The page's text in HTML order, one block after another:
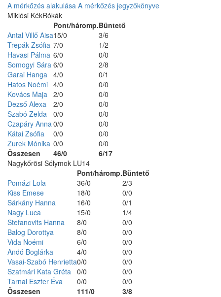
A mérkőzés alakulása A mérkőzés jegyzőkönyve
Miklósi KékRókák
Pont/háromp.Büntető
Összesen 46/0 6/17
Antal Villő Aisa15/0
3/6
Trepák Zsófia 7/0
1/2
Havasi Pálma 6/0
0/0
Somogyi Sára 6/0
2/8
Garai Hanga 4/0
0/1
Hatos Noémi 4/0
0/0
Kovács Maja 2/0
0/0
Dezső Alexa
2/0
0/0
Szabó Zelda
0/0
0/0
Czapáry Anna0/0
0/0
Kátai Zsófia
0/0
0/0
Zurek Mónika 0/0
0/0
Nagykőrösi Sólymok LU14
Pont/háromp.Büntető
Összesen 111/0 3/8
Pomázi Lola 36/0
2/3
Kiss Emese
18/0
0/0
Sárkány Hanna
16/0
0/1
Nagy Luca
15/0
1/4
Stefanovits Hanna
8/0
0/0
Balog Dorottya
8/0
0/0
Vida Noémi
6/0
0/0
Andó Boglárka
4/0
0/0
Vasai-Szabó Henrietta0/0
0/0
Szatmári Kata Gréta 0/0
0/0
Tarnai Eszter Éva
0/0 0/0